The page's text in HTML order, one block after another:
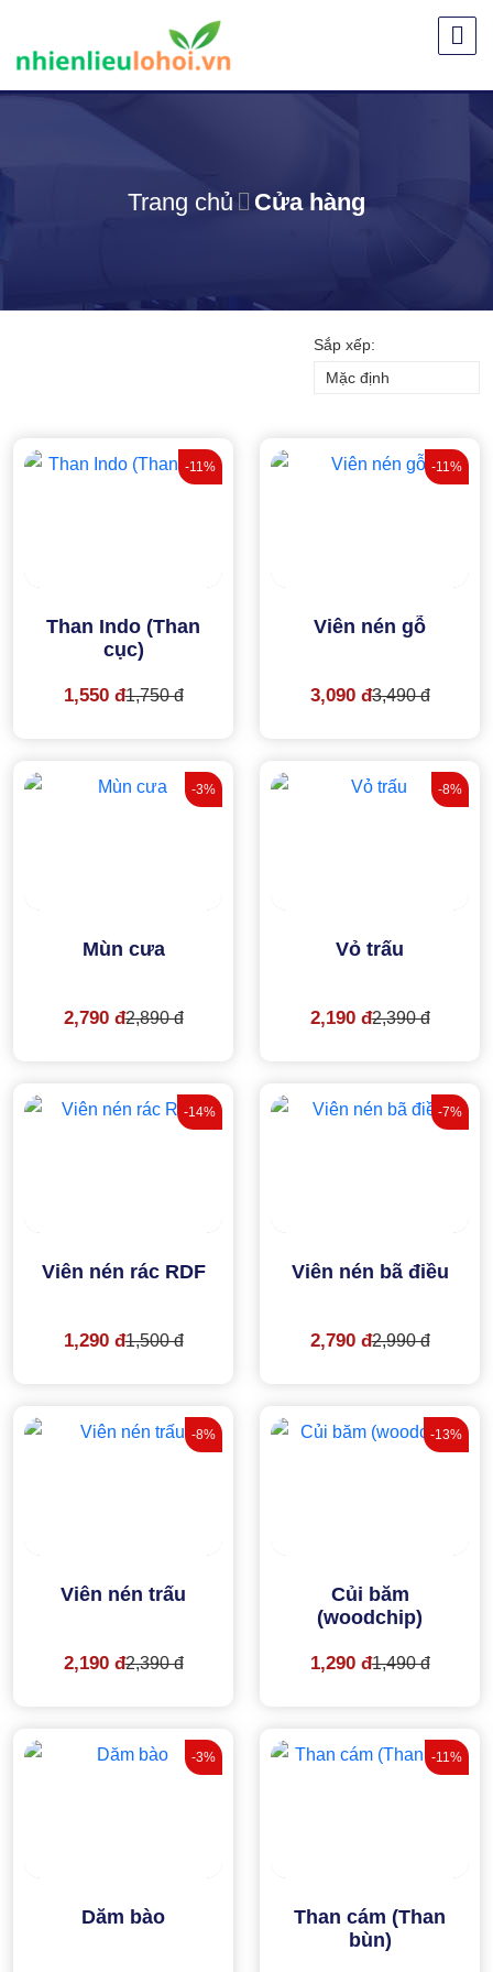
content
Trang chủ Cửa hàng
Sắp xếp:
Mặc định
-11%
Than Indo (Than
cục)
1,550 đ1,750 đ
-11%
Viên nén gỗ
3,090 đ3,490 đ
-3%
Mùn cưa
2,790 đ2,890 đ
-8%
Vỏ trấu
2,190 đ2,390 đ
-14%
Viên nén rác RDF
1,290 đ1,500 đ
-7%
Viên nén bã điều
2,790 đ2,990 đ
-8%
Viên nén trấu
2,190 đ2,390 đ
-13%
Củi băm
(woodchip)
1,290 đ1,490 đ
-3%
Dăm bào
-11%
Than cám (Than
bùn)